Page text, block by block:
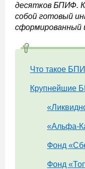
десятков БПИФ.
собой готовый
сформированный
Что такое
Крупнейшие
«Альфа-
Фонд
Фонд